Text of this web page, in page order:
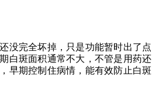
没完全坏掉，只是功能暂时出了点
白斑面积通常不大，不管是用药还
早期控制住病情，能有效防止白斑